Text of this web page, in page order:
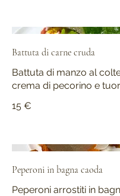
Battuta di carne cruda
Battuta di manzo al
crema di pecorino e
15 €
Peperoni in bagna caoda
Peperoni arrostiti in